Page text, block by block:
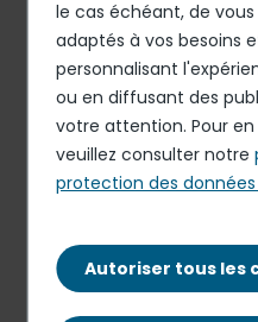
26 Février
Télécharger le
PDF - 1.24 Mo
Elior Group et Sport
partenariat en faveur
le cas échéant, de
adaptés à vos besoins
personnalisant
ou en diffusant des
votre attention. Pour en
veuillez consulter notre
protection des
Autoriser tous les